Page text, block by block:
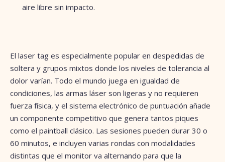
aire libre sin impacto.
El laser tag es especialmente popular en despedidas de
soltera y grupos mixtos donde los niveles de tolerancia al
dolor varían. Todo el mundo juega en igualdad de
condiciones, las armas láser son ligeras y no requieren
fuerza física, y el sistema electrónico de puntuación añade
un componente competitivo que genera tantos piques
como el paintball clásico. Las sesiones pueden durar 30 o
60 minutos, e incluyen varias rondas con modalidades
distintas que el monitor va alternando para que la